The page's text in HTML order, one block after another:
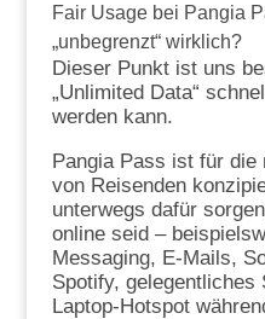
Fair Usage bei Pangia
„unbegrenzt“ wirklich?
Dieser Punkt ist uns
„Unlimited Data“
werden kann.
Pangia Pass ist für die
von Reisenden
unterwegs dafür
online seid –
Messaging, E-Mails,
Spotify, gelegentliches
Laptop-Hotspot